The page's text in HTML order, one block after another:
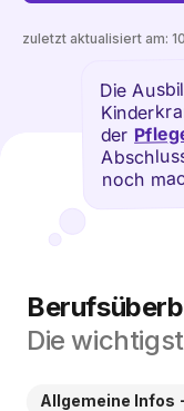
zuletzt aktualisiert am:
Die
der
noch
Die
Allgemeine Infos